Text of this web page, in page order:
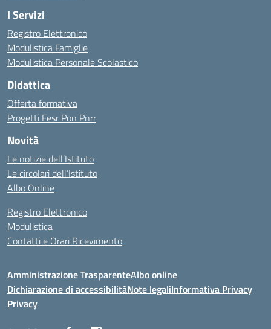
I Servizi
Registro Elettronico
Modulistica Famiglie
Modulistica Personale Scolastico
Didattica
Offerta formativa
Progetti Fesr Pon Pnrr
Novità
Le notizie dell’Istituto
Le circolari dell’Istituto
Albo Online
Registro Elettronico
Modulistica
Contatti e Orari Ricevimento
Amministrazione TrasparenteAlbo online
Dichiarazione di accessibilitàNote legaliInformativa Privacy
Privacy